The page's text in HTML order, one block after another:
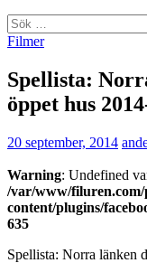
Sök
efter:
Filmer
Spellista:
öppet hus
20 september, 2014
Warning: Undefined
/var/www/
content/plugins/
635
Spellista: Norra länken